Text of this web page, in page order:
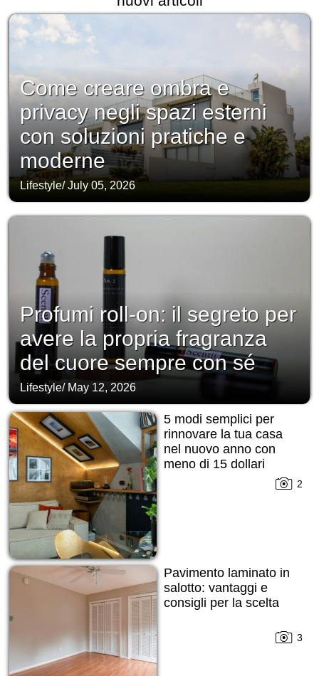
Come creare ombra e
privacy negli spazi esterni
con soluzioni pratiche e
moderne
Lifestyle/July 05, 2026
Profumi roll-on: il segreto per
avere la propria fragranza
del cuore sempre con sé
Lifestyle/ May 12, 2026
5 modi semplici per
rinnovare la tua casa
nel nuovo anno con
meno di 15 dollari
2
Pavimento laminato in
salotto: vantaggi e
consigli per la scelta
3